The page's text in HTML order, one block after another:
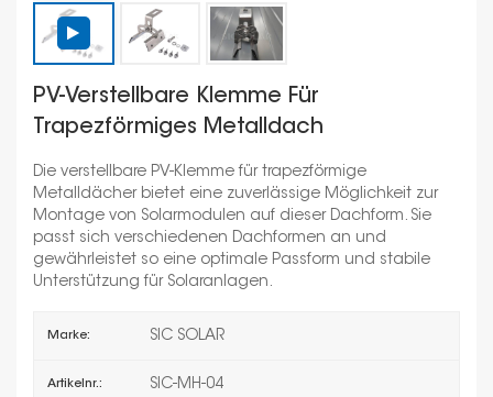
PV-Verstellbare Klemme Für
Trapezförmiges Metalldach
Die verstellbare PV-Klemme für trapezförmige
Metalldächer bietet eine zuverlässige Möglichkeit zur
Montage von Solarmodulen auf dieser Dachform. Sie
passt sich verschiedenen Dachformen an und
gewährleistet so eine optimale Passform und stabile
Unterstützung für Solaranlagen.
Marke: SIC SOLAR
Artikelnr.: SIC-MH-04